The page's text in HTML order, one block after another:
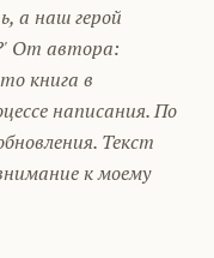
а наш герой
От автора:
книга в
написания. По
Текст
к моему